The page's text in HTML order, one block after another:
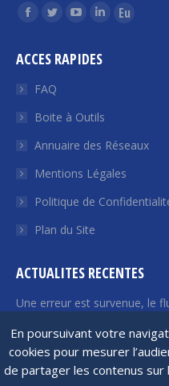
En poursuivant votre
cookies pour mesurer
de partager les contenus sur
Trouvez nous sur :
La
Facebook
s'ouvre
une
nouvelle
fenêtre
La
Twitter
s'ouvre
une
nouvelle
fenêtre
La
YouTube
une
nouvelle
fenêtre
La
LinkedIn
une
nouvelle
fenêtre
La
nouvelle
fenêtre
ACCES RAPIDES
FAQ
Boite à Outils
Annuaire des Réseaux
Mentions Légales
Politique de
Plan du Site
ACTUALITES RECENTES
Une erreur est survenue, le